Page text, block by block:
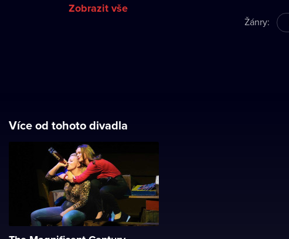
Žánry:
Zobrazit vše
Více od tohoto divadla